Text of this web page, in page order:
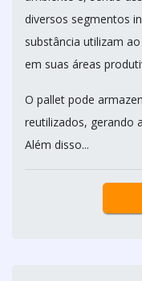
diversos segmentos
substância utilizam
em suas áreas
O pallet pode
reutilizados, gerando
Além disso...